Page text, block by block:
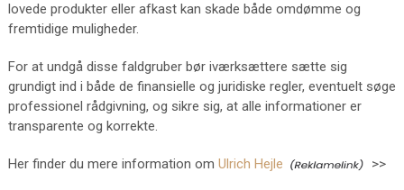
lovede produkter eller afkast kan skade både omdømme og
fremtidige muligheder.
For at undgå disse faldgruber bør iværksættere sætte sig
grundigt ind i både de finansielle og juridiske regler, eventuelt søge
professionel rådgivning, og sikre sig, at alle informationer er
transparente og korrekte.
Her finder du mere information om Ulrich Hejle >>